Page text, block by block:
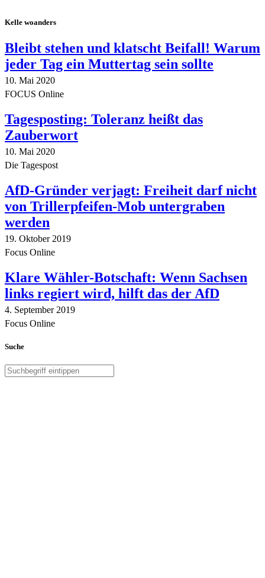
Kelle woanders
Bleibt stehen und klatscht Beifall! Warum
jeder Tag ein Muttertag sein sollte
10. Mai 2020
FOCUS Online
Tagesposting: Toleranz heißt das
Zauberwort
10. Mai 2020
Die Tagespost
AfD-Gründer verjagt: Freiheit darf nicht
von Trillerpfeifen-Mob untergraben
werden
19. Oktober 2019
Focus Online
Klare Wähler-Botschaft: Wenn Sachsen
links regiert wird, hilft das der AfD
4. September 2019
Focus Online
Suche